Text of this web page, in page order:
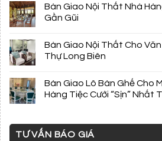
Bàn Giao Nội Thất Nhà
Gần Gũi
Bàn Giao Nội Thất Cho
Thự Long Biên
Bàn Giao Lô Bàn Ghế Cho
Hàng Tiệc Cưới “Sịn” Nhất
TƯ VẤN BÁO GIÁ